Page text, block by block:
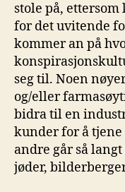
stole på,
for det uvitende
kommer an på
seg til. Noen
og/eller
bidra til en
kunder for å
andre går så
jøder,